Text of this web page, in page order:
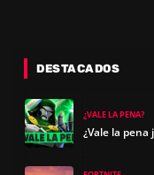
DESTACADOS
¿VALE LA PENA?
¿Vale la